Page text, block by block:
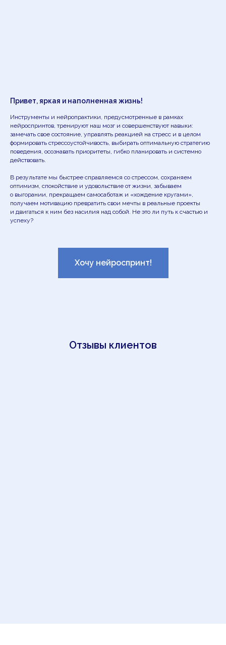
Привет, яркая и наполненная жизнь!
Инструменты и нейропрактики, предусмотренные в рамках
нейроспринтов, тренируют наш мозг и совершенствуют навыки:
замечать свое состояние, управлять реакцией на стресс и в целом
формировать стрессоустойчивость, выбирать оптимальную стратегию
поведения, осознавать приоритеты, гибко планировать и системно
действовать.
В результате мы быстрее справляемся со стрессом, сохраняем
оптимизм, спокойствие и удовольствие от жизни, забываем
о выгорании, прекращаем самосаботаж и «хождение кругами»,
получаем мотивацию превратить свои мечты в реальные проекты
и двигаться к ним без насилия над собой. Не это ли путь к счастью и
успеху?
Хочу нейроспринт!
Отзывы клиентов